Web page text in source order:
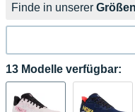
Finde in unserer
13 Modelle verfügbar: